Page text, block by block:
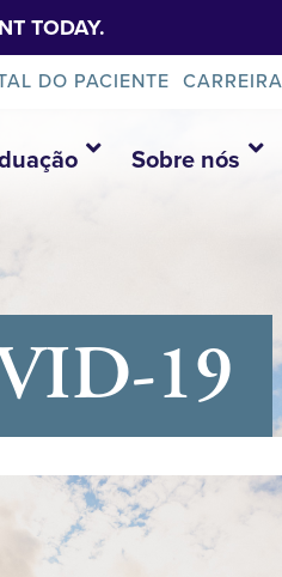
TODAY.
DO PACIENTE
Sobre nós
19